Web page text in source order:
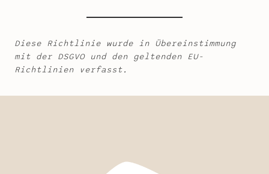
Diese Richtlinie wurde in Übereinstimmung
mit der DSGVO und den geltenden EU-
Richtlinien verfasst.